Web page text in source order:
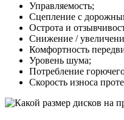
Управляемость;
Сцепление с
Острота и
Снижение /
Комфортность
Уровень шума;
Потребление
Скорость износа